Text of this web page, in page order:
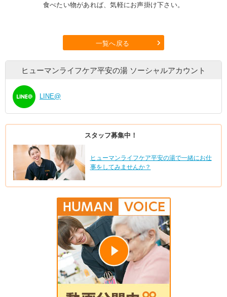
食べたい物があれば、気軽にお声掛け下さい。
一覧へ戻る
ヒューマンライフケア平安の湯 ソーシャルアカウント
LINE@
スタッフ募集中！
ヒューマンライフケア平安の湯で一緒にお仕
事をしてみませんか？